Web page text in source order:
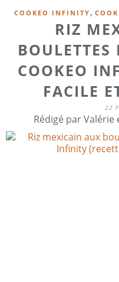
COOKEO INFINITY ,
RIZ
BOULETTES
COOKEO
FACILE
22
Rédigé par